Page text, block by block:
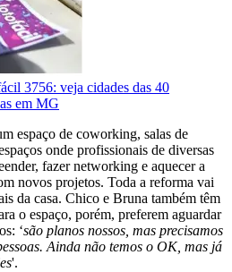
3756: veja cidades das 40
em MG
espaço de coworking, salas de
onde profissionais de diversas
fazer networking e aquecer a
novos projetos. Toda a reforma vai
da casa. Chico e Bruna também têm
o espaço, porém, preferem aguardar
‘são planos nossos, mas precisamos
Ainda não temos o OK, mas já
'.